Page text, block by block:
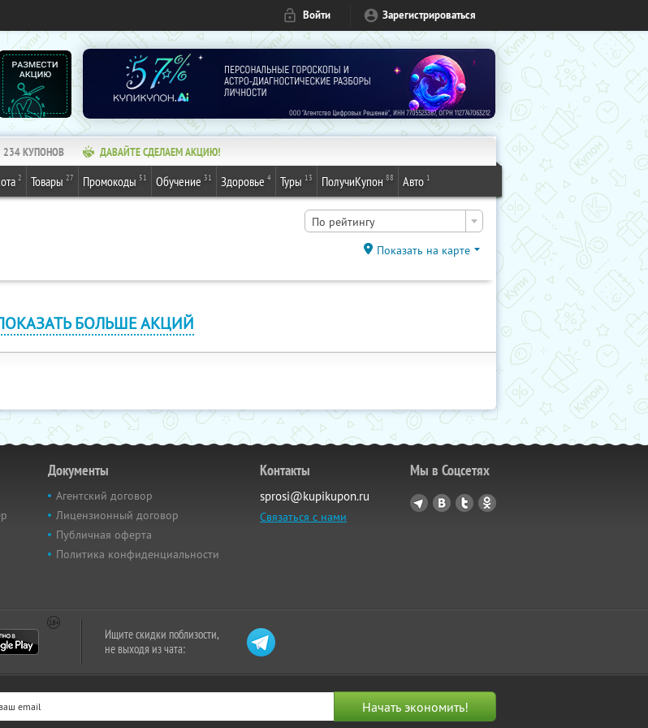
Войти Зарегистрироваться
234КУПОНОВ ДАВАЙТЕ СДЕЛАЕМ АКЦИЮ!
2 Товары 27 Промокоды 51 Обучение 31 Здоровье 4 Туры 13 ПолучиКупон 88 Авто 1
По рейтингу
Показать на карте
БОЛЬШЕ АКЦИЙ
Документы
Агентский договор
Лицензионный договор
Публичная оферта
Политика конфиденциальности
Контакты
sprosi@kupikupon.ru
Связаться с нами
Мы в Соцсетях
Ищите скидки поблизости,
не выходя из чата: